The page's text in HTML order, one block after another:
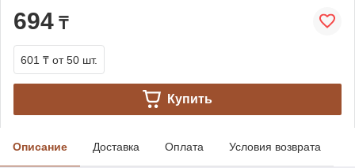
694 ₸
601 ₸ от 50 шт.
Купить
Описание Доставка Оплата Условия возврата